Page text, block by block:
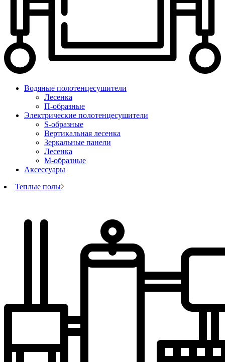
Водяные полотенцесушители
Лесенка
П-образные
Электрические полотенцесушители
S-образные
Вертикальная лесенка
Зеркальные панели
Лесенка
М-образные
Аксессуары
Теплые полы